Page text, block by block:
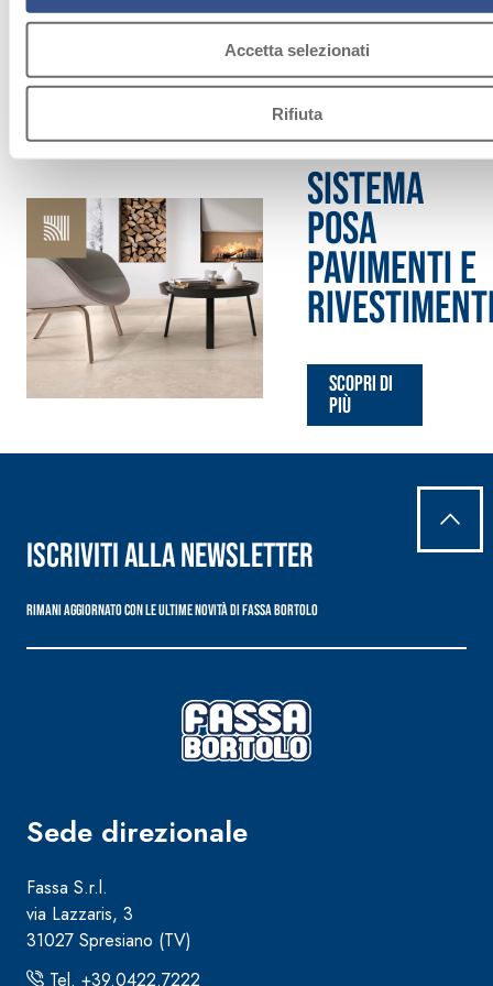
Accetta selezionati
Rifiuta
Sistema
POSA
PAVIMENTI E
Scopri di
più
Iscriviti alla newsletter
Rimani aggiornato con le ultime novità di Fassa Bortolo
Sede direzionale
Fassa S.r.l.
via Lazzaris, 3
31027 Spresiano (TV)
Tel. +39.0422.7222